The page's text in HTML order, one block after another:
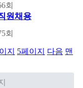
회
원채용
회
지 5페이지 다음 맨